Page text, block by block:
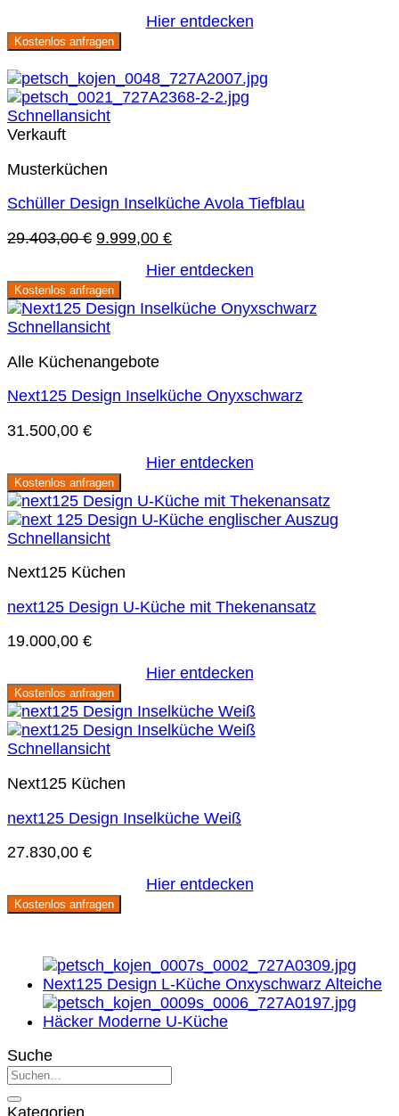
Hier entdecken
Kostenlos anfragen
Schnellansicht
Verkauft
Musterküchen
Schüller Design Inselküche Avola Tiefblau
29.403,00€ Ursprünglicher
29.403,00 €
9.999,00 €Aktueller
ist:
Hier entdecken
Kostenlos anfragen
Schnellansicht
Alle Küchenangebote
Next125 Design Inselküche Onyxschwarz
31.500,00 €
Hier entdecken
Kostenlos anfragen
Schnellansicht
Next125 Küchen
next125 Design U-Küche mit Thekenansatz
19.000,00 €
Hier entdecken
Kostenlos anfragen
Schnellansicht
Next125 Küchen
next125 Design Inselküche Weiß
27.830,00 €
Hier entdecken
Kostenlos anfragen
Suche